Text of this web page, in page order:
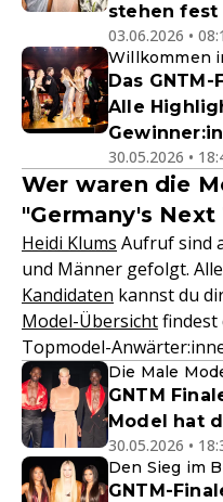
stehen fest
03.06.2026 •
Willkommen
Das
Alle
30.05.2026 •
Wer waren die
"Germany's
Heidi Klums Aufruf sind
und Männer gefolgt. Alle
Kandidaten kannst du
Model-Übersichtfindest
Topmodel-
Die Male
GNTM
Model hat
30.05.2026 •
Den Sieg im
GNTM-